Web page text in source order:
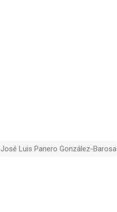
José Luis Panero González-Barosa